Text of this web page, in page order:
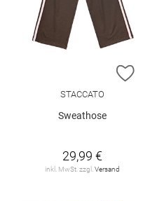
STACCATO
Sweathose
29,99 €
inkl. MwSt. zzgl. Versand